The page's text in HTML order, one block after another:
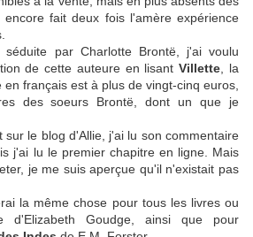
encore fait deux fois l'amère expérience
par Charlotte Brontë, j'ai voulu
de cette auteure en lisantVillette , la
français est à plus de vingt-cinq euros,
des soeurs Brontë, dont un que je
sur le blog d'Allie, j'ai lu son commentaire
j'ai lu le premier chapitre en ligne. Mais
je me suis aperçue qu'il n'existait pas
la même chose pour tous les livres ou
d'Elizabeth Goudge, ainsi que pour